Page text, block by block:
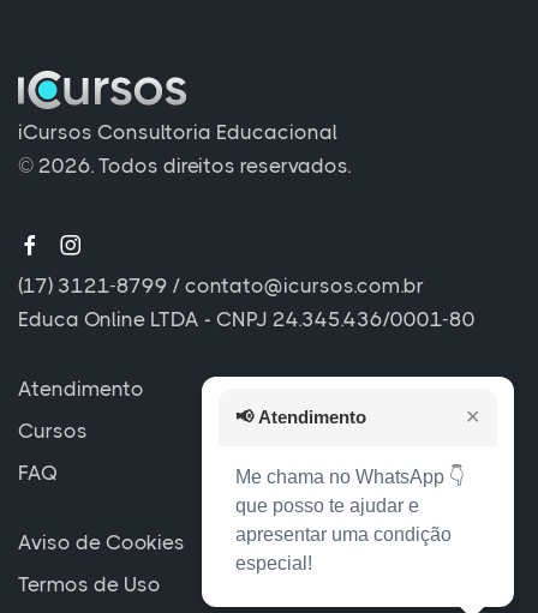
iCursos Consultoria Educacional
© 2026. Todos direitos reservados.
(17) 3121-8799 / contato@icursos.com.br
Educa Online LTDA - CNPJ 24.345.436/0001-80
Atendimento
Cursos
FAQ
Aviso de Cookies
Termos de Uso
📢 Atendimento ✕
Me chama no WhatsApp 👇
que posso te ajudar e
apresentar uma condição
especial!